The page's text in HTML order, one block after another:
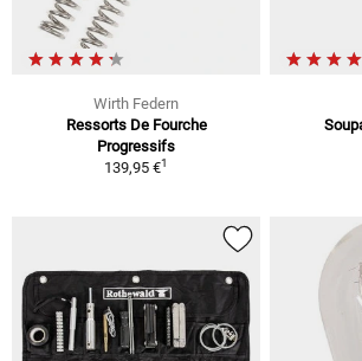
Wirth Federn
Ressorts De Fourche
Progressifs
139,95 €1